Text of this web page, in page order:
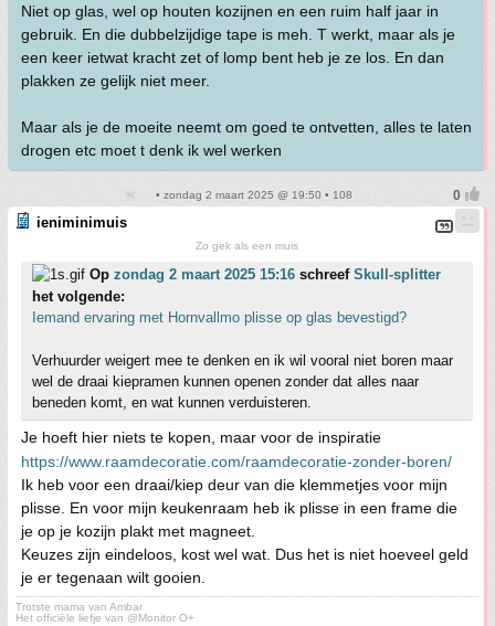
Niet op glas, wel op houten kozijnen en een ruim half jaar in
gebruik. En die dubbelzijdige tape is meh. T werkt, maar als je
een keer ietwat kracht zet of lomp bent heb je ze los. En dan
plakken ze gelijk niet meer.
Maar als je de moeite neemt om goed te ontvetten, alles te laten
drogen etc moet t denk ik wel werken
• zondag 2 maart 2025 @ 19:50 • 108
ieniminimuis
Zo gek als een muis
Op zondag 2 maart 2025 15:16 schreef Skull-splitter
het volgende:
Iemand ervaring met Hornvallmo plisse op glas bevestigd?
Verhuurder weigert mee te denken en ik wil vooral niet boren maar
wel de draai kiepramen kunnen openen zonder dat alles naar
beneden komt, en wat kunnen verduisteren.
Je hoeft hier niets te kopen, maar voor de inspiratie
https://www.raamdecoratie.com/raamdecoratie-zonder-boren/
Ik heb voor een draai/kiep deur van die klemmetjes voor mijn
plisse. En voor mijn keukenraam heb ik plisse in een frame die
je op je kozijn plakt met magneet.
Keuzes zijn eindeloos, kost wel wat. Dus het is niet hoeveel geld
je er tegenaan wilt gooien.
Trotste mama van Ambar
Het officiële liefje van @Monitor O+